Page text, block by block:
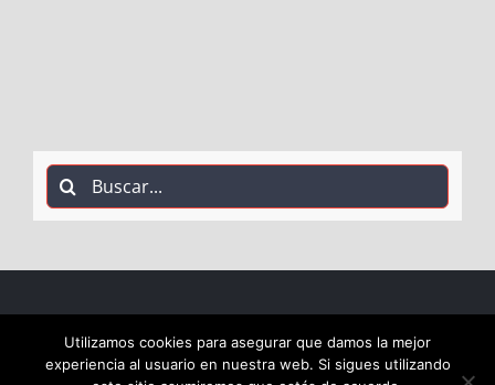
Buscar:
COPYRIGHT 2018 Socialistas de Alcalá PSOE ALCALÁ |
ALL RIGHTS RESERVED |
Utilizamos cookies para asegurar que damos la mejor
experiencia al usuario en nuestra web. Si sigues utilizando